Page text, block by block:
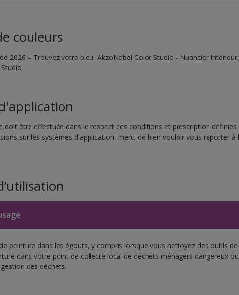
couleurs
2026 – Trouvez votre bleu, AkzoNobel Color Studio - Nuancier
doit être effectuée dans le respect des conditions et prescription définies
sur les systèmes d'application, merci de bien vouloir vous reporter à
peinture dans les égouts, y compris lorsque vous nettoyez des outils de
dans votre point de collecte local de déchets ménagers dangereux
des déchets.